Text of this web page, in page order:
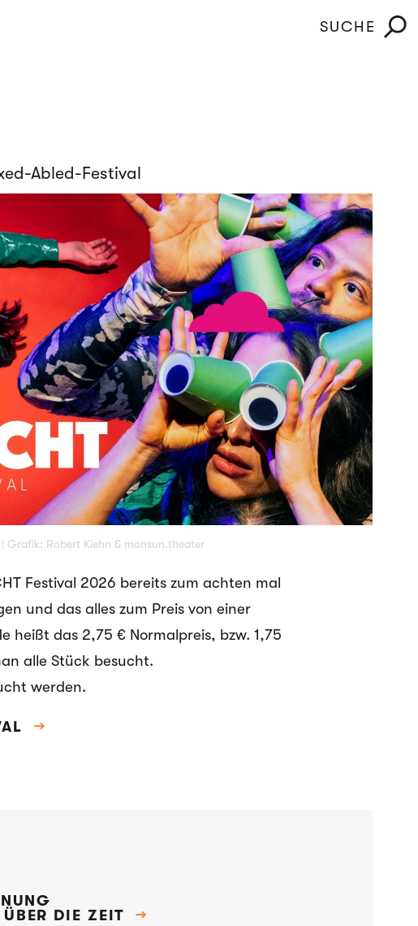
SUCHE
Abled-Festival
Grafik: Robert Kiehn & monsun.theater
Festival 2026 bereits zum achten mal
und das alles zum Preis von einer
heißt das 2,75 € Normalpreis, bzw. 1,75
alle Stück besucht.
werden.
→
DIE ZEIT
→